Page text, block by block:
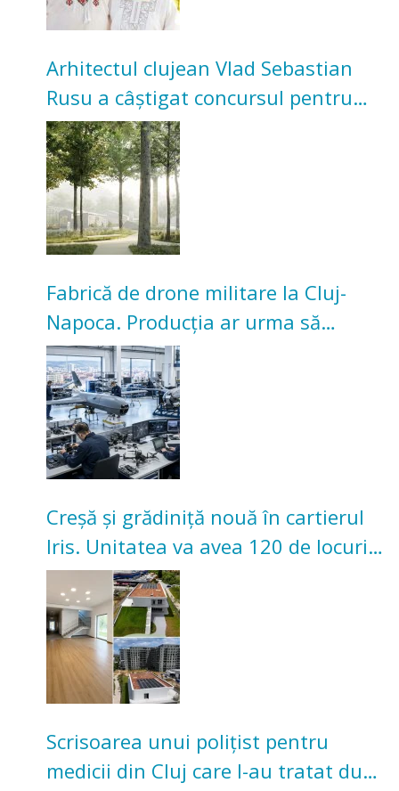
Arhitectul clujean Vlad Sebastian
Rusu a câștigat concursul pentru
transformarea Grădinii Casei
Universitarilor
Fabrică de drone militare la Cluj-
Napoca. Producția ar urma să
înceapă în toamna acestui an
Creșă și grădiniță nouă în cartierul
Iris. Unitatea va avea 120 de locuri
pentru copii
Scrisoarea unui polițist pentru
medicii din Cluj care l-au tratat după